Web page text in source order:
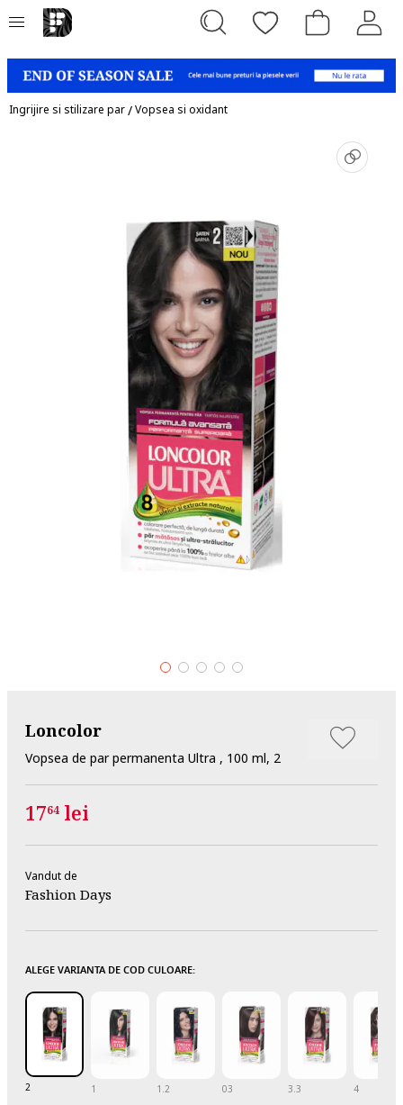
Ingrijire si stilizare par/Vopsea si oxidant
Loncolor
Vopsea de par permanenta Ultra , 100 ml, 2
1764 lei
Vandut de
Fashion Days
ALEGE VARIANTA DE COD CULOARE:
2 1 1.2 03 3.3 4